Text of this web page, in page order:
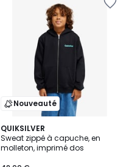
Nouveauté
QUIKSILVER
Sweat zippé à capuche, en
molleton, imprimé dos